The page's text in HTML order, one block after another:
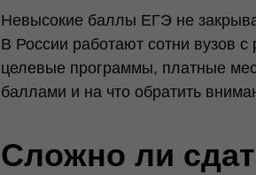
Невысокие баллы ЕГЭ не
В России работают сотни вузов
целевые программы, платные
баллами и на что обратить
Сложно ли